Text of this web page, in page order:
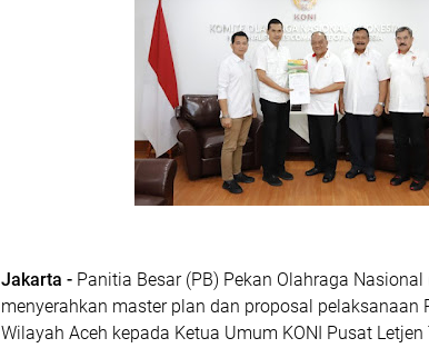
Jakarta - Panitia Besar (PB) Pekan Olahraga Nasional
menyerahkan master plan dan proposal pelaksanaan
Wilayah Aceh kepada Ketua Umum KONI Pusat